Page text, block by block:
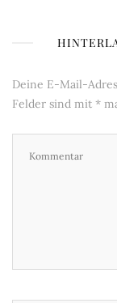
Deine E-Mail-
Felder sind mit *